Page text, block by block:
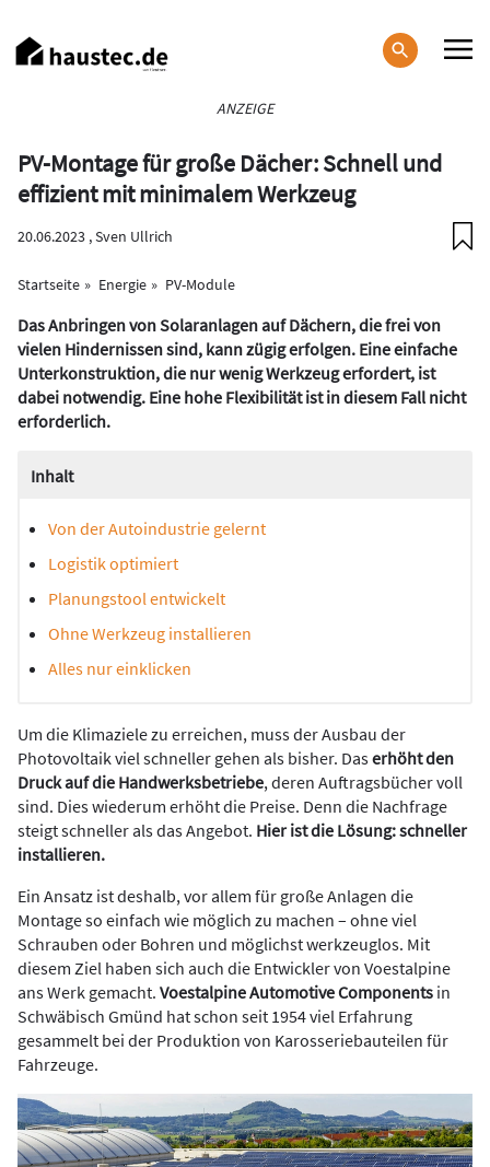
zum
Inhalt
ANZEIGE
PV-Montage für große Dächer: Schnell und
effizient mit minimalem Werkzeug
20.06.2023 ,Sven Ullrich
Startseite Energie PV-Module
Das Anbringen von Solaranlagen auf Dächern, die frei von
vielen Hindernissen sind, kann zügig erfolgen. Eine einfache
Unterkonstruktion, die nur wenig Werkzeug erfordert, ist
dabei notwendig. Eine hohe Flexibilität ist in diesem Fall nicht
erforderlich.
Inhalt
Von der Autoindustrie gelernt
Logistik optimiert
Planungstool entwickelt
Ohne Werkzeug installieren
Alles nur einklicken
Um die Klimaziele zu erreichen, muss der Ausbau der
Photovoltaik viel schneller gehen als bisher. Daserhöht den
Druck auf die Handwerksbetriebe, deren Auftragsbücher voll
sind. Dies wiederum erhöht die Preise. Denn die Nachfrage
steigt schneller als das Angebot. Hier ist die Lösung: schneller
installieren.
Ein Ansatz ist deshalb, vor allem für große Anlagen die
Montage so einfach wie möglich zu machen – ohne viel
Schrauben oder Bohren und möglichst werkzeuglos. Mit
diesem Ziel haben sich auch die Entwickler von Voestalpine
ans Werk gemacht. Voestalpine Automotive Components in
Schwäbisch Gmünd hat schon seit 1954 viel Erfahrung
gesammelt bei der Produktion von Karosseriebauteilen für
Fahrzeuge.